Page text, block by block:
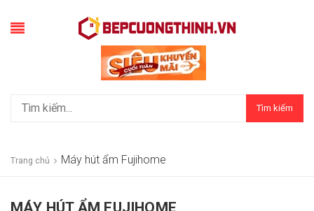
Tìm kiếm
Trang chủ Máy hút ẩm Fujihome
MÁY HÚT ẨM FUJIHOME